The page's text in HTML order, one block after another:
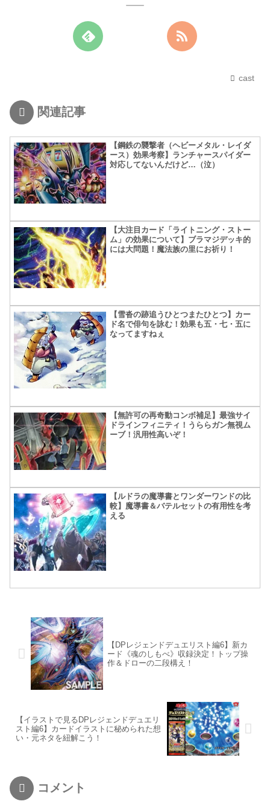
cast
関連記事
【鋼鉄の襲撃者（ヘビーメタル・レイダ
ース）効果考察】ランチャースパイダー
対応してないんだけど…（泣）
【大注目カード「ライトニング・ストー
ム」の効果について】ブラマジデッキ的
には大問題！魔法族の里にお祈り！
【雪沓の跡追うひとつまたひとつ】カー
ド名で俳句を詠む！効果も五・七・五に
なってますねぇ
【無許可の再奇動コンボ補足】最強サイ
ドラインフィニティ！うららガン無視ム
ーブ！汎用性高いぞ！
【ルドラの魔導書とワンダーワンドの比
較】魔導書＆バテルセットの有用性を考
える
【DPレジェンドデュエリスト編6】新カ
ード《魂のしもべ》収録決定！トップ操
作＆ドローの二段構え！
【イラストで見るDPレジェンドデュエリ
スト編6】カードイラストに秘められた想
い・元ネタを紐解こう！
コメント